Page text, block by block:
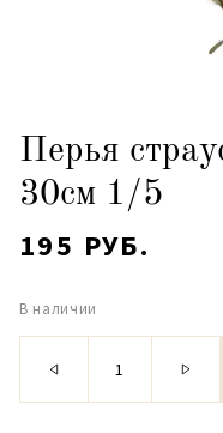
Перья
30см 1/5
195 РУБ.
В наличии